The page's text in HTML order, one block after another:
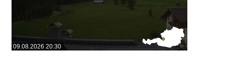
09.08.2026 20:30